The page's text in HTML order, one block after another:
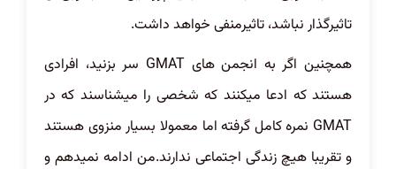
تاثیرگذار نباشد، تاثیرمنفی خواهد داشت.
همچنین اگر به انجمن های GMAT سر بزنید، افرادی
هستند که ادعا میکنند که شخصی را میشناسند که در
GMAT نمره کامل گرفته اما معمولا بسیار منزوی هستند
و تقریبا هیچ زندگی اجتماعی ندارند.من ادامه نمیدهم و